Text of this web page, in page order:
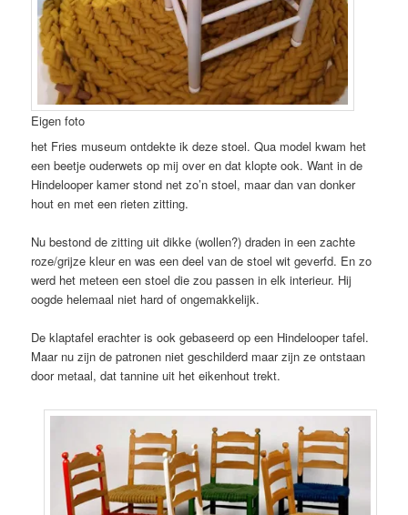
Eigen foto
het Fries museum ontdekte ik deze stoel. Qua model kwam het
een beetje ouderwets op mij over en dat klopte ook. Want in de
Hindelooper kamer stond net zo’n stoel, maar dan van donker
hout en met een rieten zitting.
Nu bestond de zitting uit dikke (wollen?) draden in een zachte
roze/grijze kleur en was een deel van de stoel wit geverfd. En zo
werd het meteen een stoel die zou passen in elk interieur. Hij
oogde helemaal niet hard of ongemakkelijk.
De klaptafel erachter is ook gebaseerd op een Hindelooper tafel.
Maar nu zijn de patronen niet geschilderd maar zijn ze ontstaan
door metaal, dat tannine uit het eikenhout trekt.